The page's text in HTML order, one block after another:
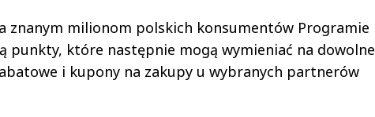
znanym milionom polskich konsumentów Programie
punkty, które następnie mogą wymieniać na dowolne
i kupony na zakupy u wybranych partnerów